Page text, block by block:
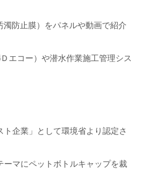
防止膜）をパネルや動画で紹介
エコー）や潜水作業施工管理シス
ト企業」として環境省より認定さ
ーマにペットボトルキャップを裁